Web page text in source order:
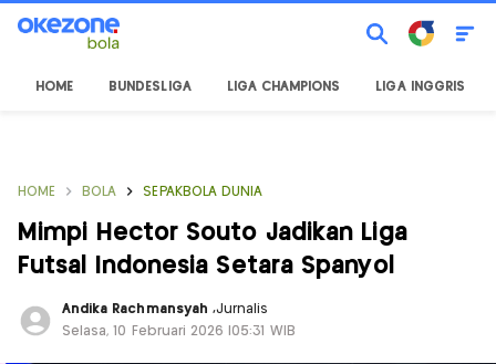
HOME BUNDESLIGA LIGA CHAMPIONS LIGA INGGRIS
HOME BOLA SEPAKBOLA DUNIA
Mimpi Hector Souto Jadikan Liga
Futsal Indonesia Setara Spanyol
Andika Rachmansyah ,Jurnalis
Selasa, 10 Februari 2026 |05:31 WIB